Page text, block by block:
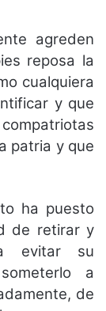
agreden
reposa la
cualquiera
y que
patria y que
ha puesto
de retirar y
evitar su
a
de